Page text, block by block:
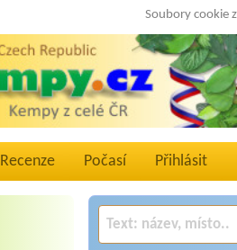
Soubory cookie
Recenze Počasí Přihlásit